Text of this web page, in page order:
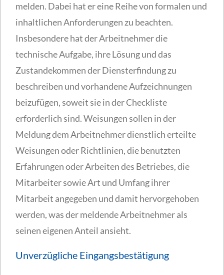
melden. Dabei hat er eine Reihe von formalen und
inhaltlichen Anforderungen zu beachten.
Insbesondere hat der Arbeitnehmer die
technische Aufgabe, ihre Lösung und das
Zustandekommen der Diensterfindung zu
beschreiben und vorhandene Aufzeichnungen
beizufügen, soweit sie in der Checkliste
erforderlich sind. Weisungen sollen in der
Meldung dem Arbeitnehmer dienstlich erteilte
Weisungen oder Richtlinien, die benutzten
Erfahrungen oder Arbeiten des Betriebes, die
Mitarbeiter sowie Art und Umfang ihrer
Mitarbeit angegeben und damit hervorgehoben
werden, was der meldende Arbeitnehmer als
seinen eigenen Anteil ansieht.
Unverzügliche Eingangsbestätigung